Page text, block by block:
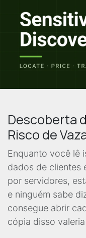
Descoberta
Risco de
Enquanto você lê
dados de clientes
por servidores,
e ninguém sabe
consegue abrir
cópia disso